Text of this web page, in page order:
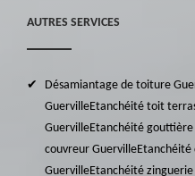
AUTRES SERVICES
Désamiantage de toiture
GuervilleEtanchéité toit
GuervilleEtanchéité
couvreur GuervilleEtanchéité
GuervilleEtanchéité